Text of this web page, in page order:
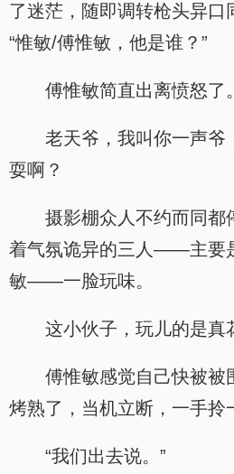
了迷茫，随即调转枪头异口
“惟敏/傅惟敏，他是谁？”
傅惟敏简直出离愤怒了。
老天爷，我叫你一声爷
耍啊？
摄影棚众人不约而同都
着气氛诡异的三人——主要
敏——一脸玩味。
这小伙子，玩儿的是真
傅惟敏感觉自己快被被
烤熟了，当机立断，一手拎
“我们出去说。”